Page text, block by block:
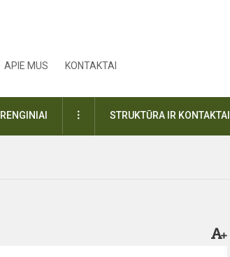
APIE MUS KONTAKTAI
RENGINIAI DAUGIAUSTRUKTŪRA IR KONTAKTAI